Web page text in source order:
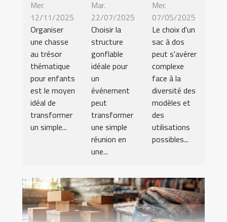
Mer.
12/11/2025
Organiser
une chasse
au trésor
thématique
pour enfants
est le moyen
idéal de
transformer
un simple...
Mar.
22/07/2025
Choisir la
structure
gonflable
idéale pour
un
événement
peut
transformer
une simple
réunion en
une...
Mer.
07/05/2025
Le choix d'un
sac à dos
peut s'avérer
complexe
face à la
diversité des
modèles et
des
utilisations
possibles...